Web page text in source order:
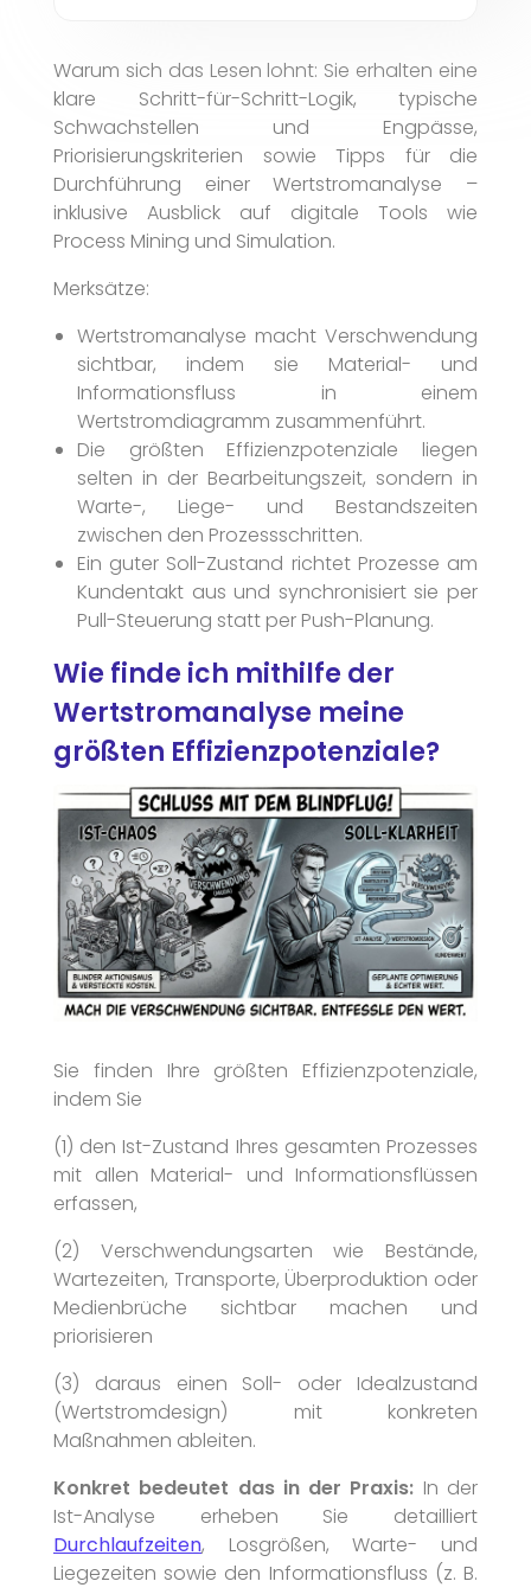
Warum sich das Lesen lohnt: Sie erhalten eine
klare Schritt-für-Schritt-Logik, typische
Schwachstellen und Engpässe,
Priorisierungskriterien sowie Tipps für die
Durchführung einer Wertstromanalyse –
inklusive Ausblick auf digitale Tools wie
Process Mining und Simulation.
Merksätze:
Wertstromanalyse macht Verschwendung
sichtbar, indem sie Material- und
Informationsfluss in einem
Wertstromdiagramm zusammenführt.
Die größten Effizienzpotenziale liegen
selten in der Bearbeitungszeit, sondern in
Warte-, Liege- und Bestandszeiten
zwischen den Prozessschritten.
Ein guter Soll-Zustand richtet Prozesse am
Kundentakt aus und synchronisiert sie per
Pull-Steuerung statt per Push-Planung.
Wie finde ich mithilfe der
Wertstromanalyse meine
größten Effizienzpotenziale?
Sie finden Ihre größten Effizienzpotenziale,
indem Sie
(1) den Ist-Zustand Ihres gesamten Prozesses
mit allen Material- und Informationsflüssen
erfassen,
(2) Verschwendungsarten wie Bestände,
Wartezeiten, Transporte, Überproduktion oder
Medienbrüche sichtbar machen und
priorisieren
(3) daraus einen Soll- oder Idealzustand
(Wertstromdesign) mit konkreten
Maßnahmen ableiten.
Konkret bedeutet das in der Praxis: In der
Ist-Analyse erheben Sie detailliert
Durchlaufzeiten, Losgrößen, Warte- und
Liegezeiten sowie den Informationsfluss (z. B.